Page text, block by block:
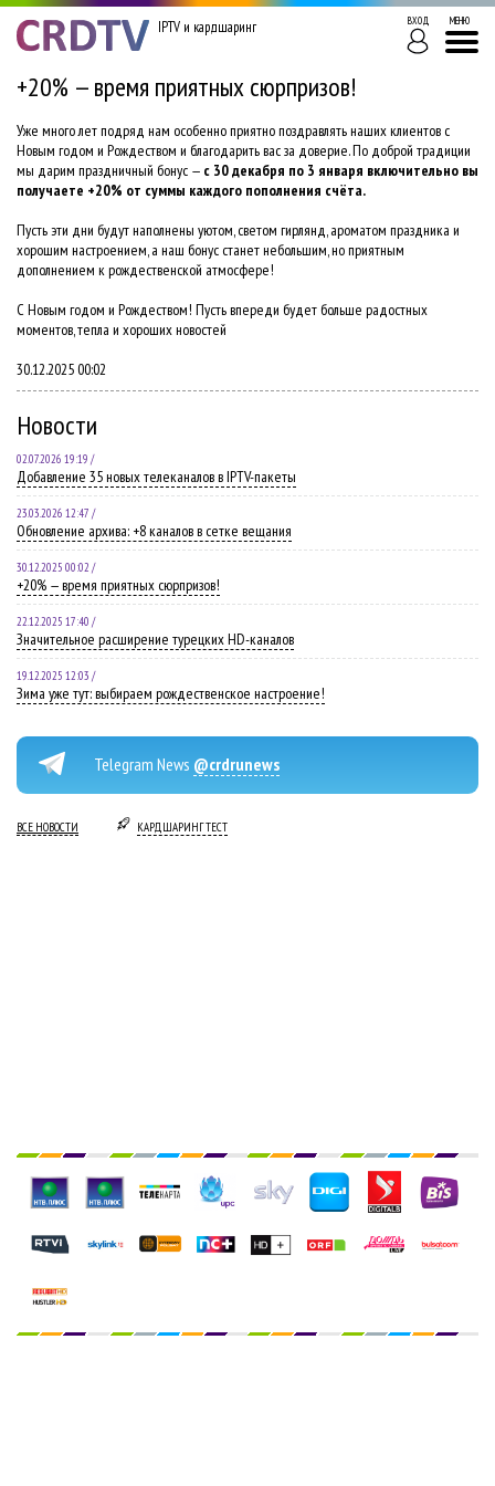
IPTV и кардшаринг ВХОД МЕНЮ
+20% — время приятных сюрпризов!
Уже много лет подряд нам особенно приятно поздравлять наших клиентов с
Новым годом и Рождеством и благодарить вас за доверие. По доброй традиции
мы дарим праздничный бонус — с 30 декабря по 3 января включительно вы
получаете +20% от суммы каждого пополнения счёта.
Пусть эти дни будут наполнены уютом, светом гирлянд, ароматом праздника и
хорошим настроением, а наш бонус станет небольшим, но приятным
дополнением к рождественской атмосфере!
С Новым годом и Рождеством! Пусть впереди будет больше радостных
моментов, тепла и хороших новостей
30.12.2025 00:02
Новости
02.07.2026 19:19 /
Добавление 35 новых телеканалов в IPTV-пакеты
23.03.2026 12:47 /
Обновление архива: +8 каналов в сетке вещания
30.12.2025 00:02 /
+20% — время приятных сюрпризов!
22.12.2025 17:40 /
Значительное расширение турецких HD-каналов
19.12.2025 12:03 /
Зима уже тут: выбираем рождественское настроение!
Telegram News @crdrunews
ВСЕ НОВОСТИ КАРДШАРИНГ ТЕСТ